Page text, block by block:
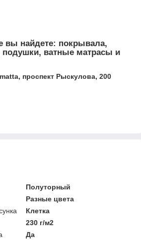
вы найдете: покрывала,
подушки, ватные матрасы и
проспект Рыскулова, 200
Полуторный
Разные цвета
Клетка
230 г/м2
Да